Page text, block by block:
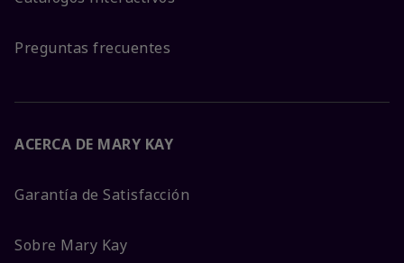
Preguntas frecuentes
ACERCA DE MARY KAY
Garantía de Satisfacción
Sobre Mary Kay